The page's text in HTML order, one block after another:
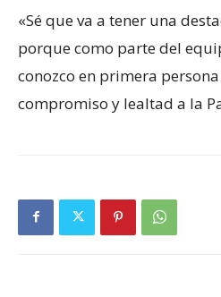
«Sé que va a tener una
porque como parte del
conozco en primera
compromiso y lealtad a la